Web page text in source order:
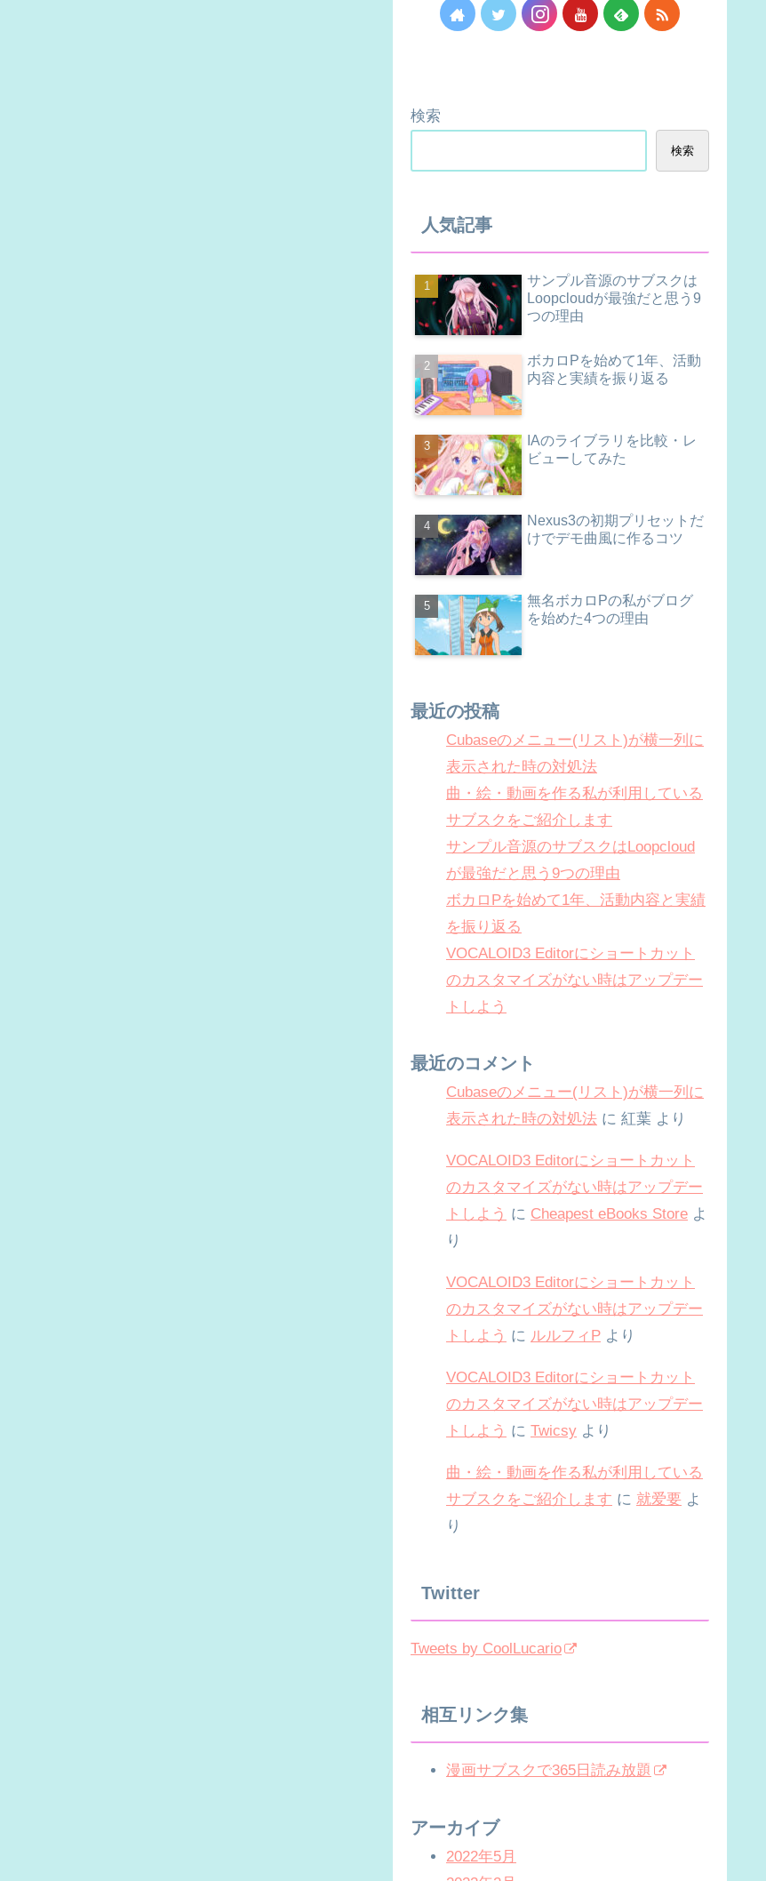
検索
検索
人気記事
サンプル音源のサブスクは
Loopcloudが最強だと思う9
つの理由
ボカロPを始めて1年、活動
内容と実績を振り返る
IAのライブラリを比較・レ
ビューしてみた
Nexus3の初期プリセットだ
けでデモ曲風に作るコツ
無名ボカロPの私がブログ
を始めた4つの理由
最近の投稿
Cubaseのメニュー(リスト)が横一列に
表示された時の対処法
曲・絵・動画を作る私が利用している
サブスクをご紹介します
サンプル音源のサブスクはLoopcloud
が最強だと思う9つの理由
ボカロPを始めて1年、活動内容と実績
を振り返る
VOCALOID3 Editorにショートカット
のカスタマイズがない時はアップデー
トしよう
最近のコメント
Cubaseのメニュー(リスト)が横一列に
表示された時の対処法 に 紅葉 より
VOCALOID3 Editorにショートカット
のカスタマイズがない時はアップデー
トしよう に Cheapest eBooks Store よ
り
VOCALOID3 Editorにショートカット
のカスタマイズがない時はアップデー
トしよう に ルルフィP より
VOCALOID3 Editorにショートカット
のカスタマイズがない時はアップデー
トしよう に Twicsy より
曲・絵・動画を作る私が利用している
サブスクをご紹介します に 就爱要 よ
り
Twitter
Tweets by CoolLucario
相互リンク集
漫画サブスクで365日読み放題
アーカイブ
2022年5月